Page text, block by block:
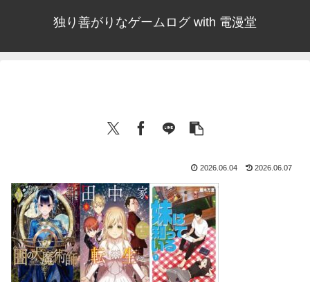
独り善がりなゲームログ with 電漫堂
2026.06.04 2026.06.07